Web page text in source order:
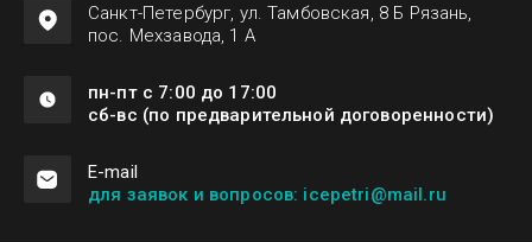
Санкт-Петербург, ул. Тамбовская, 8 Б Рязань,
пос. Мехзавода, 1 А
пн-пт с 7:00 до 17:00
сб-вс (по предварительной договоренности)
Е-mail
для заявок и вопросов: icepetri@mail.ru